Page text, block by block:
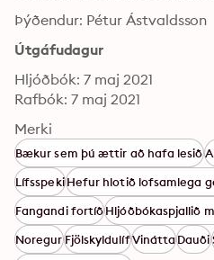
Þýðendur: Pétur Ástvaldsson
Útgáfudagur
Hljóðbók: 7 maj 2021
Rafbók: 7 maj 2021
Merki
Bækur sem þú ættir að hafa lesið
LífsspekiHefur hlotið lofsamlega
Fangandi fortíðHljóðbókaspjallið
NoregurFjölskyldulífVináttaDauði